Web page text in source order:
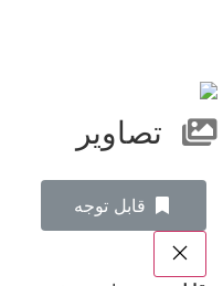
تصاویر
‌قابل توجه